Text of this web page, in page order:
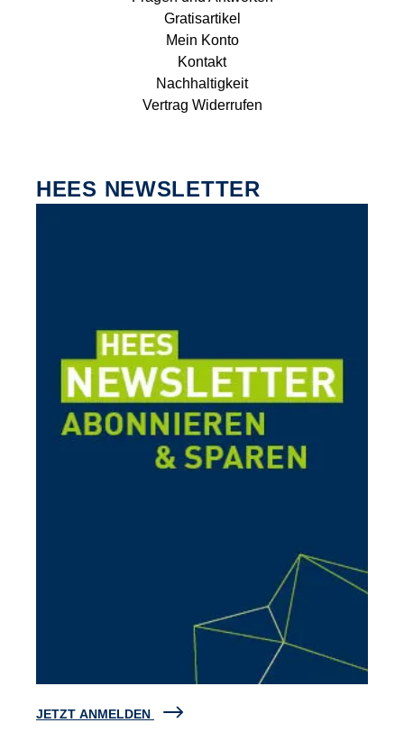
Gratisartikel
Mein Konto
Kontakt
Nachhaltigkeit
Vertrag Widerrufen
HEES NEWSLETTER
JETZT ANMELDEN